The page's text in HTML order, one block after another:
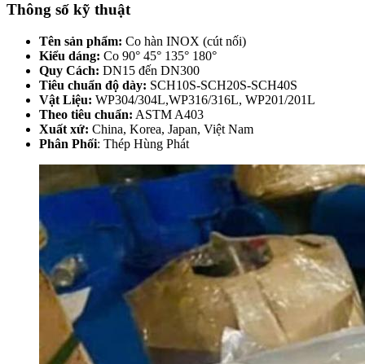
Thông số kỹ thuật
Tên sản phẩm: Co hàn INOX (cút nối)
Kiểu dáng: Co 90° 45° 135° 180°
Quy Cách: DN15 đến DN300
Tiêu chuẩn độ dày: SCH10S-SCH20S-SCH40S
Vật Liệu: WP304/304L,WP316/316L, WP201/201L
Theo tiêu chuẩn: ASTM A403
Xuất xứ: China, Korea, Japan, Việt Nam
Phân Phối: Thép Hùng Phát